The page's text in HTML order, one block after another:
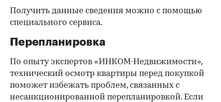
Получить данные сведения можно с помощью
специального сервиса.
Перепланировка
По опыту экспертов «ИНКОМ-Недвижимости»,
технический осмотр квартиры перед покупкой
поможет избежать проблем, связанных с
несанкционированной перепланировкой. Если